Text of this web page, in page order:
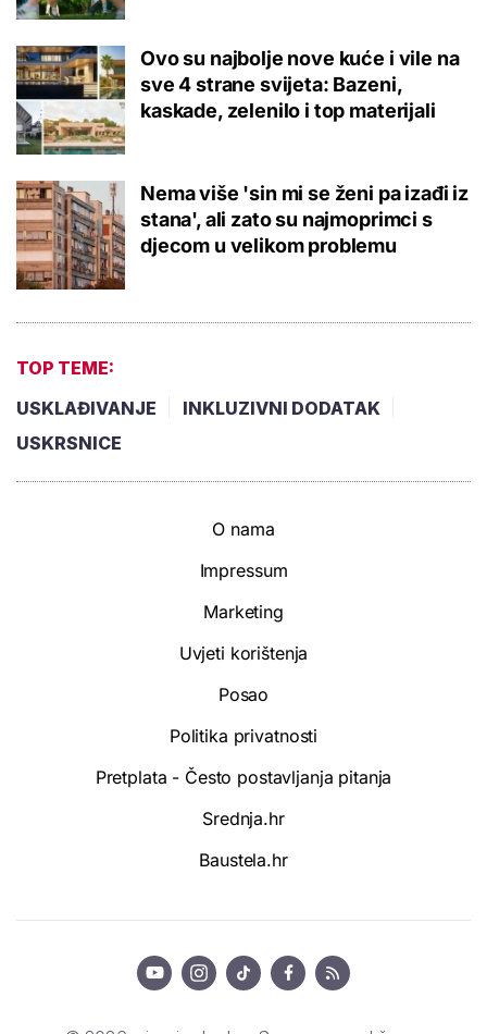
Ovo su najbolje nove kuće i vile na
sve 4 strane svijeta: Bazeni,
kaskade, zelenilo i top materijali
Nema više 'sin mi se ženi pa izađi iz
stana', ali zato su najmoprimci s
djecom u velikom problemu
TOP TEME:
USKLAĐIVANJE
INKLUZIVNI DODATAK
USKRSNICE
O nama
Impressum
Marketing
Uvjeti korištenja
Posao
Politika privatnosti
Pretplata - Često postavljanja pitanja
Srednja.hr
Baustela.hr